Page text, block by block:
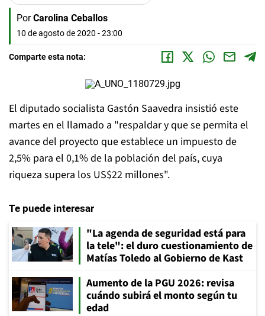
Por Carolina Ceballos
10 de agosto de 2020 - 23:00
Comparte esta nota:
El diputado socialista Gastón Saavedra insistió este
martes en el llamado a "respaldar y que se permita el
avance del proyecto que establece un impuesto de
2,5% para el 0,1% de la población del país, cuya
riqueza supera los US$22 millones".
Te puede interesar
"La agenda de seguridad está para
la tele": el duro cuestionamiento de
Matías Toledo al Gobierno de Kast
Aumento de la PGU 2026: revisa
cuándo subirá el monto según tu
edad